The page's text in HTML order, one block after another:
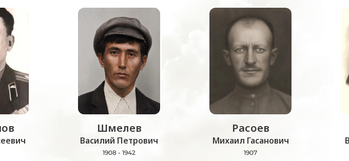
Шмелев
Василий Петрович
1908 - 1942
Расоев
Михаил Гасанович
1907